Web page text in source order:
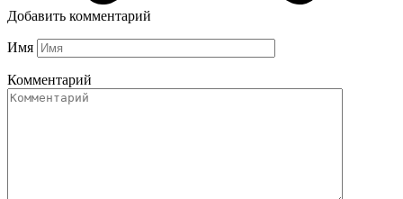
Добавить комментарий
Имя
Комментарий